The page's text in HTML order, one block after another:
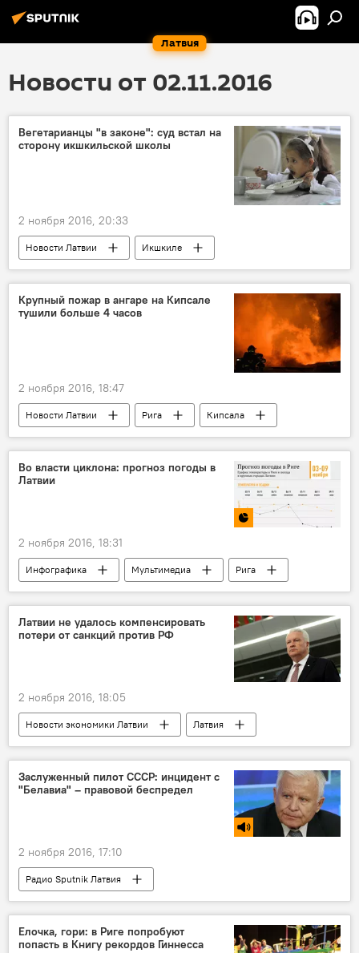
Латвия
Новости от 02.11.2016
Вегетарианцы "в законе": суд встал на
сторону икшкильской школы
2 ноября 2016, 20:33
Новости Латвии
Икшкиле
Икшкильская Свободная школа
Крупный пожар в ангаре на Кипсале
тушили больше 4 часов
2 ноября 2016, 18:47
Новости Латвии Рига
Кипсала
ГПСС
Во власти циклона: прогноз погоды в
Латвии
2 ноября 2016, 18:31
Инфографика Мультимедиа
Рига
Латвия
прогноз
погода
Латвии не удалось компенсировать
потери от санкций против РФ
2 ноября 2016, 18:05
Новости экономики Латвии
Латвия
Янис Дуклавс
продовольственное эмбарго
Министерство земледелия
Заслуженный пилот СССР: инцидент с
"Белавиа" – правовой беспредел
2 ноября 2016, 17:10
Радио Sputnik Латвия
Елочка, гори: в Риге попробуют
попасть в Книгу рекордов Гиннесса